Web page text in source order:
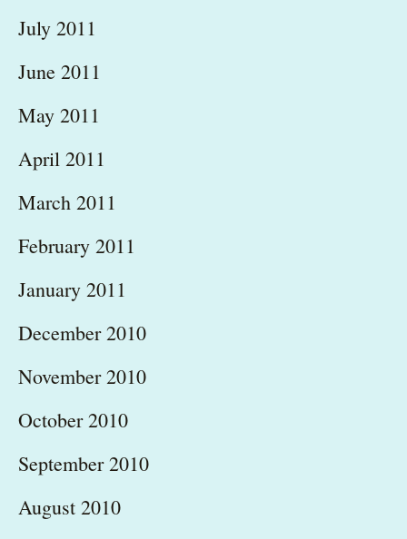
July 2011
June 2011
May 2011
April 2011
March 2011
February 2011
January 2011
December 2010
November 2010
October 2010
September 2010
August 2010